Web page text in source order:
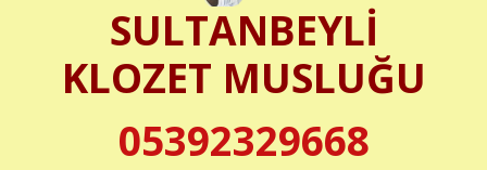
SULTANBEYLİ
KLOZET MUSLUĞU
05392329668